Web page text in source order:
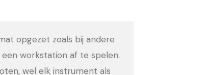
opgezet zoals bij andere
workstation af te spelen.
wel elk instrument als